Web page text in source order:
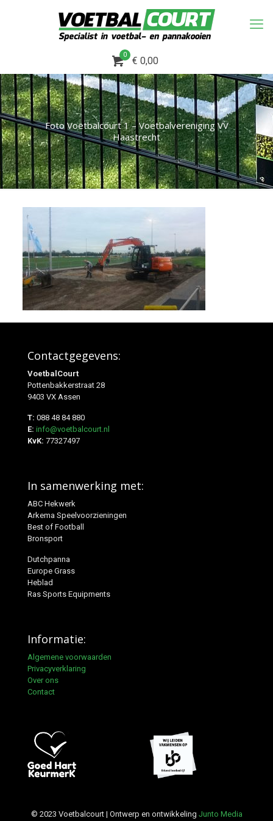
0
€ 0,00
Foto Voetbalcourt 1 – Voetbalvereniging VV
Haastrecht
Contactgegevens:
VoetbalCourt
Pottenbakkerstraat 28
9403 VX Assen
T: 088 48 84 880
E: info@voetbalcourt.nl
KvK: 77327497
In samenwerking met:
ABC Hekwerk
Arkema Speelvoorzieningen
Best of Football
Bronsport
Dutchpanna
Europe Grass
Heblad
Ras Sports Equipments
Informatie:
Algemene voorwaarden
Privacyverklaring
Over ons
Contact
© 2023 Voetbalcourt | Ontwerp en ontwikkeling Junto Media